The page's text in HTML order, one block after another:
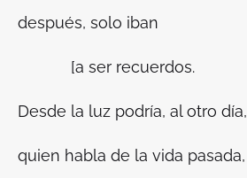
después, solo iban
[a ser recuerdos.
Desde la luz podría, al otro día,
quien habla de la vida pasada,